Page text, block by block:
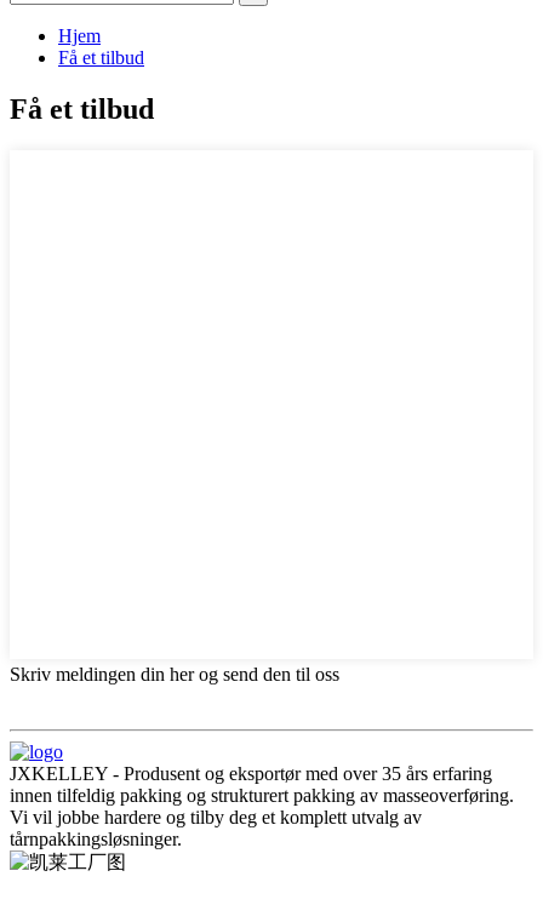
Hjem
Få et tilbud
Få et tilbud
Skriv meldingen din her og send den til oss
JXKELLEY - Produsent og eksportør med over 35 års erfaring
innen tilfeldig pakking og strukturert pakking av masseoverføring.
Vi vil jobbe hardere og tilby deg et komplett utvalg av
tårnpakkingsløsninger.